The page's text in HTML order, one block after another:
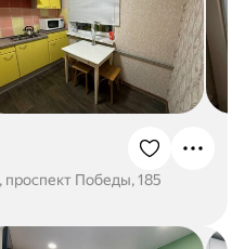
проспект Победы, 185